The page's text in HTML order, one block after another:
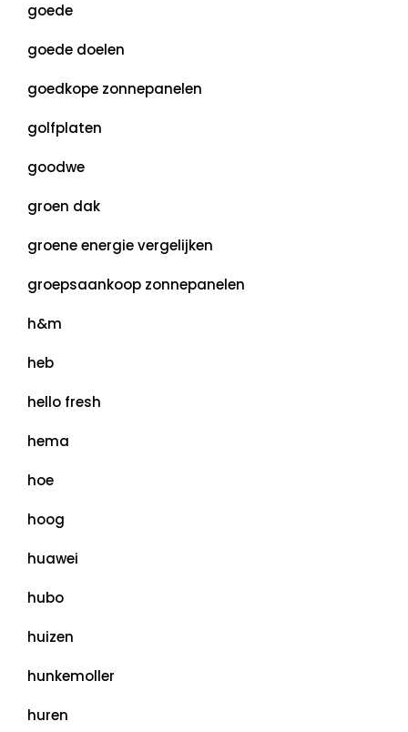
goede
goede doelen
goedkope zonnepanelen
golfplaten
goodwe
groen dak
groene energie vergelijken
groepsaankoop zonnepanelen
h&m
heb
hello fresh
hema
hoe
hoog
huawei
hubo
huizen
hunkemoller
huren